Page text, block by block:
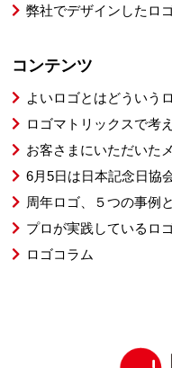
弊社でデザインしたロ
コンテンツ
よいロゴとはどういう
ロゴマトリックスで考
お客さまにいただいた
6月5日は日本記念日協
周年ロゴ、５つの事例
プロが実践しているロ
ロゴコラム